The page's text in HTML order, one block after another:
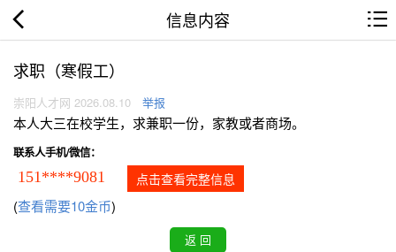
信息内容
求职（寒假工）
崇阳人才网 2026.08.10 举报
本人大三在校学生，求兼职一份，家教或者商场。
联系人手机/微信：
151****9081 点击查看完整信息
(查看需要10金币)